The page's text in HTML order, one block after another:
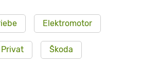
Elektromotor
Privat Škoda